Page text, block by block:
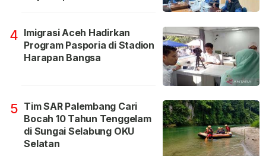
4 Imigrasi Aceh Hadirkan
Program Pasporia di Stadion
Harapan Bangsa
5 Tim SAR Palembang Cari
Bocah 10 Tahun Tenggelam
di Sungai Selabung OKU
Selatan